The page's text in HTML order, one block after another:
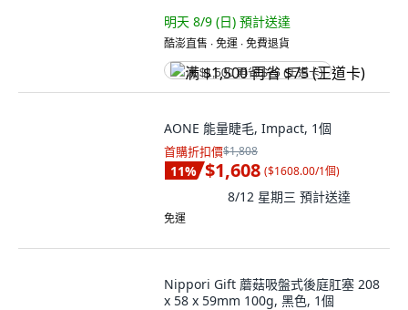
明天 8/9 (日) 預計送達
酷澎直售 ∙ 免運 ∙ 免費退貨
满 $1,500 再省 $75 (王道卡)
AONE 能量睫毛, Impact, 1個
首購折扣價$1,808
11% $1,608 ($1608.00/1個)
8/12 星期三 預計送達
免運
Nippori Gift 蘑菇吸盤式後庭肛塞 208
x 58 x 59mm 100g, 黑色, 1個